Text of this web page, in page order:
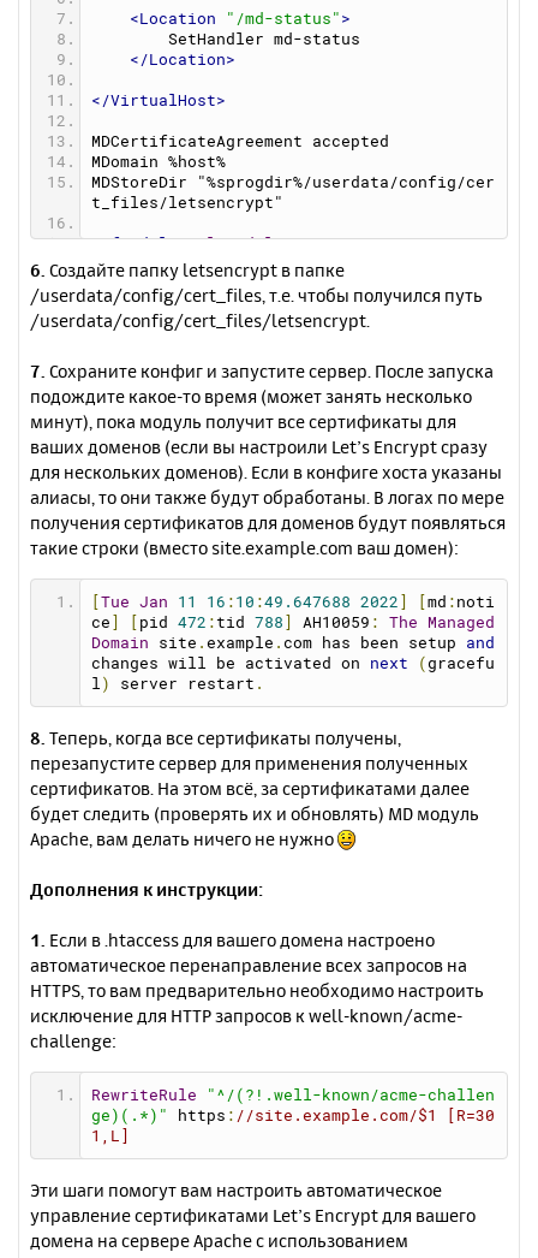
<Location "/md-status" >
        SetHandler md-status
</Location>
</VirtualHost>
MDCertificateAgreement accepted
MDomain %host%
MDStoreDir "%sprogdir%/userdata/config/cer
t_files/letsencrypt"
<IfModule ssl_module>
<VirtualHost *:%httpsport%>
    DocumentRoot    "%hostdir%"
    ServerName      %host%
    ServerAlias     %host% %aliases%
    ScriptAlias     /cgi-bin/ "%hostdir%/c
    SSLEngine       on
    Protocols       http/1.1 acme-tls/1
    SSLStrictSNIVHostCheck  On
    SSLUseStapling          On
    SetEnvIf User-Agent ".*MSIE [6-9].*" s
sl-unclean-shutdown
$"
        SSLOptions   +StdEnvVars
</FilesMatch>
<Directory "%hostdir%/cgi-bin/" >
        SSLOptions   +StdEnvVars
</VirtualHost>
6. Создайте папку letsencrypt в папке
/userdata/config/cert_files, т.е. чтобы получился путь
/userdata/config/cert_files/letsencrypt.
7. Сохраните конфиг и запустите сервер. После запуска
подождите какое-то время (может занять несколько
минут), пока модуль получит все сертификаты для
ваших доменов (если вы настроили Let’s Encrypt сразу
для нескольких доменов). Если в конфиге хоста указаны
алиасы, то они также будут обработаны. В логах по мере
получения сертификатов для доменов будут появляться
такие строки (вместо site.example.com ваш домен):
Tue Jan 11 16 : 10 :49.647688 2022 md : noti
ce
pid 472 :tid 788 AH10059 : The
Managed
Domain site . example . com has been setup and
changes will be activated on next ( gracefu
l ) server restart .
8. Теперь, когда все сертификаты получены,
перезапустите сервер для применения полученных
сертификатов. На этом всё, за сертификатами далее
будет следить (проверять их и обновлять) MD модуль
Apache, вам делать ничего не нужно
Дополнения к инструкции:
1. Если в .htaccess для вашего домена настроено
автоматическое перенаправление всех запросов на
HTTPS, то вам предварительно необходимо настроить
исключение для HTTP запросов к well-known/acme-
challenge:
RewriteRule
"^/(?!.well-known/acme-challen
ge)(.*)"
https : //site.example.com/$1
[R=30
1,L]
Эти шаги помогут вам настроить автоматическое
управление сертификатами Let’s Encrypt для вашего
домена на сервере Apache с использованием